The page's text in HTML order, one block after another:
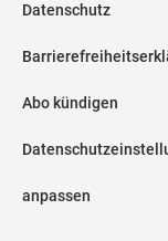
Datenschutz
Abo kündigen
anpassen